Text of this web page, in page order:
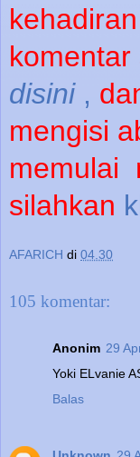
komentar
disini ,
mengisi
memulai
silahkan
AFARICH di 04.30
105 komentar:
Anonim 29
Yoki ELvanie
Balas